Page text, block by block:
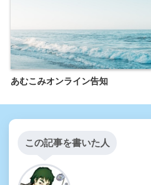
あむこみオンライン告知
この記事を書いた人